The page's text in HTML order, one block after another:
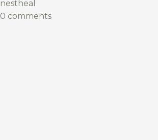
nestheal
0 comments